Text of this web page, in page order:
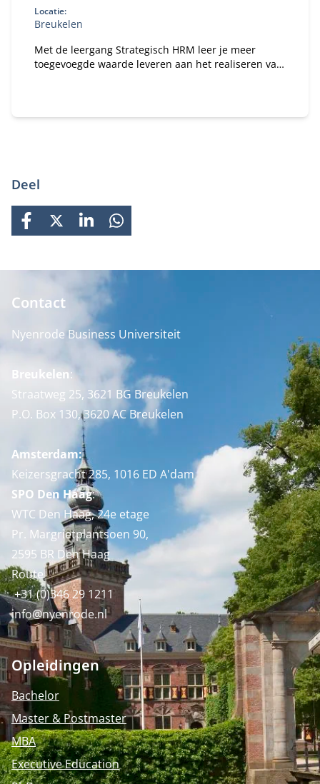
Locatie:
Breukelen
Met de leergang Strategisch HRM leer je meer
toegevoegde waarde leveren aan het realiseren van
Deel
FACEBOOK
X LINKEDINWHATSAPP
Contact
Nyenrode Business Universiteit
Breukelen:
Straatweg 25, 3621 BG Breukelen
P.O. Box 130, 3620 AC Breukelen
Amsterdam:
Keizersgracht 285, 1016 ED A'dam
SPO Den Haag:
WTC Den Haag, 24e etage
Pr. Margrietplantsoen 90,
2595 BR Den Haag
Route
+31 (0)346 29 1211
info@nyenrode.nl
Opleidingen
Bachelor
Master & Postmaster
MBA
Executive Education